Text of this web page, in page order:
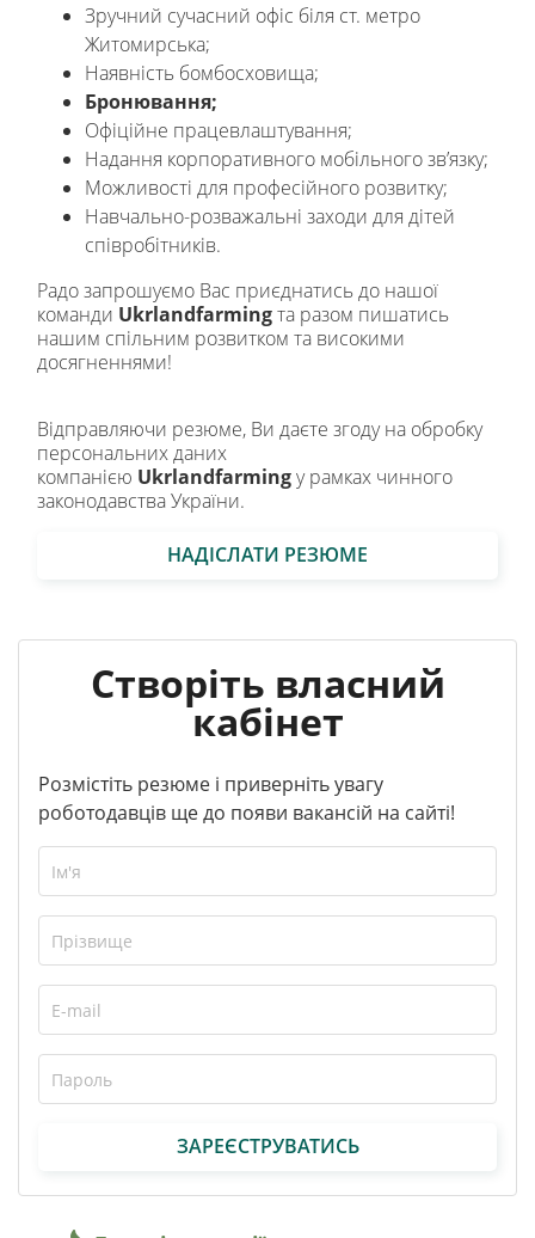
Зручний сучасний офіс біля ст. метро
Житомирська;
Наявність бомбосховища;
Бронювання;
Офіційне працевлаштування;
Надання корпоративного мобільного зв’язку;
Можливості для професійного розвитку;
Навчально-розважальні заходи для дітей
співробітників.
Радо запрошуємо Вас приєднатись до нашої
команди Ukrlandfarmingта разом пишатись
нашим спільним розвитком та високими
досягненнями!
Відправляючи резюме, Ви даєте згоду на обробку
персональних даних
компанією Ukrlandfarmingу рамках чинного
законодавства України.
НАДІСЛАТИ РЕЗЮМЕ
Створіть власний
кабінет
Розмістіть резюме і приверніть увагу
роботодавців ще до появи вакансій на сайті!
ЗАРЕЄСТРУВАТИСЬ